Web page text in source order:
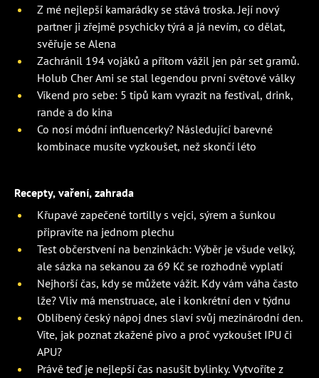
Z mé nejlepší kamarádky se stává troska. Její nový
partner ji zřejmě psychicky týrá a já nevím, co dělat,
svěřuje se Alena
Zachránil 194 vojáků a přitom vážil jen pár set gramů.
Holub Cher Ami se stal legendou první světové války
Víkend pro sebe: 5 tipů kam vyrazit na festival, drink,
rande a do kina
Co nosí módní influencerky? Následující barevné
kombinace musíte vyzkoušet, než skončí léto
Recepty, vaření, zahrada
Křupavé zapečené tortilly s vejci, sýrem a šunkou
připravíte na jednom plechu
Test občerstvení na benzinkách: Výběr je všude velký,
ale sázka na sekanou za 69 Kč se rozhodně vyplatí
Nejhorší čas, kdy se můžete vážit. Kdy vám váha často
lže? Vliv má menstruace, ale i konkrétní den v týdnu
Oblíbený český nápoj dnes slaví svůj mezinárodní den.
Víte, jak poznat zkažené pivo a proč vyzkoušet IPU či
APU?
Právě teď je nejlepší čas nasušit bylinky. Vytvoříte z